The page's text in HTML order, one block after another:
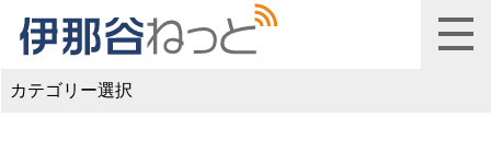
カテゴリー選択